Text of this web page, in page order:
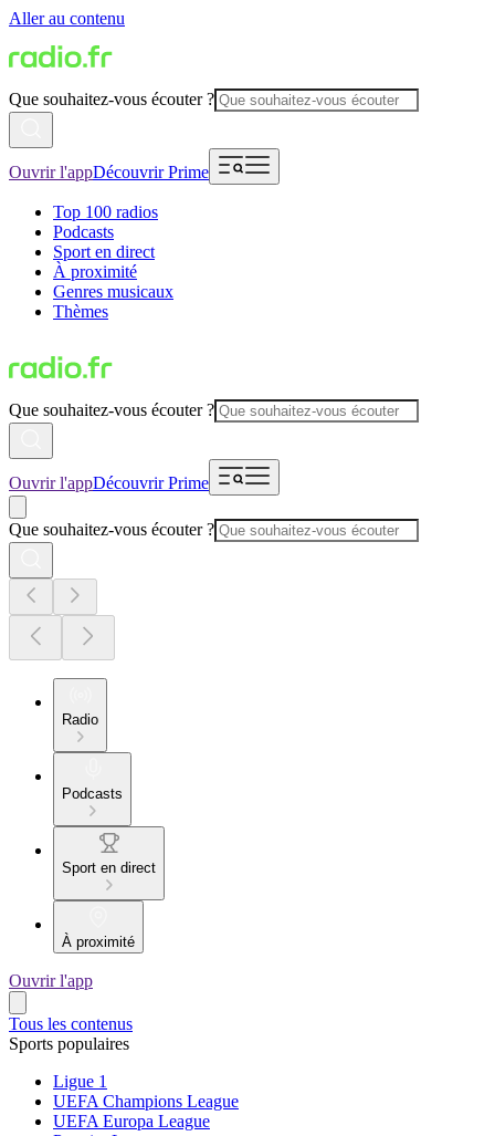
Aller au contenu
Que souhaitez-vous écouter ?
Ouvrir l'appDécouvrir Prime
Top 100 radios
Podcasts
Sport en direct
À proximité
Genres musicaux
Thèmes
Que souhaitez-vous écouter ?
Ouvrir l'appDécouvrir Prime
Que souhaitez-vous écouter ?
Radio
Podcasts
Sport en direct
À proximité
Ouvrir l'app
Tous les contenus
Sports populaires
Ligue 1
UEFA Champions League
UEFA Europa League